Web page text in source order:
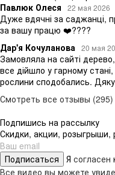
Павлюк Олеся
22 мая 2026
Дуже вдячні за саджанці,
за вашу працю ❤️????
Дар'я Кочуланова 20 мая
Замовляла на сайті
все дійшло у гарному
рослини сподобались.
Смотреть все отзывы (295)
Подпишись на рассылку
Скидки, акции, розыгрыши,
Подписаться Я согласен
Все видео вы можете